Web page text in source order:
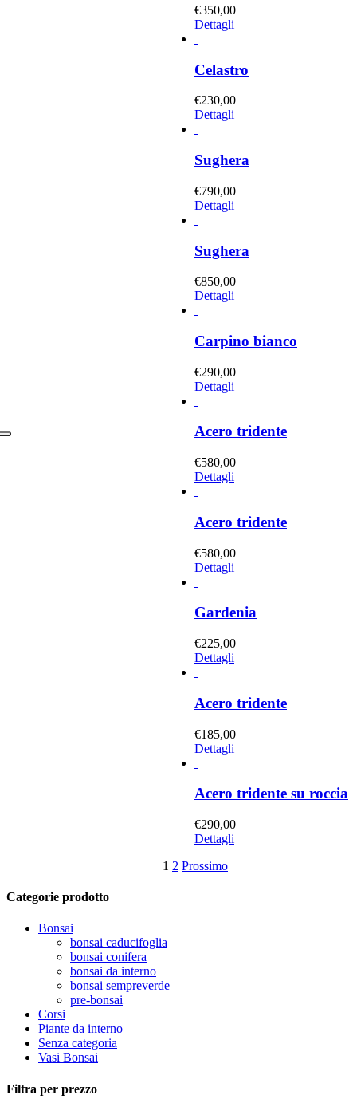
€350,00
Dettagli
Celastro
€230,00
Dettagli
Sughera
€790,00
Dettagli
Sughera
€850,00
Dettagli
Carpino bianco
€290,00
Dettagli
Acero tridente
€580,00
Dettagli
Acero tridente
€580,00
Dettagli
Gardenia
€225,00
Dettagli
Acero tridente
€185,00
Dettagli
Acero tridente su roccia
€290,00
Dettagli
1 2 Prossimo
Categorie prodotto
Bonsai
bonsai caducifoglia
bonsai conifera
bonsai da interno
bonsai sempreverde
pre-bonsai
Corsi
Piante da interno
Senza categoria
Vasi Bonsai
Filtra per prezzo